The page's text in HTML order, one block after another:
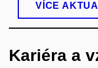
VÍCE
Kariéra a